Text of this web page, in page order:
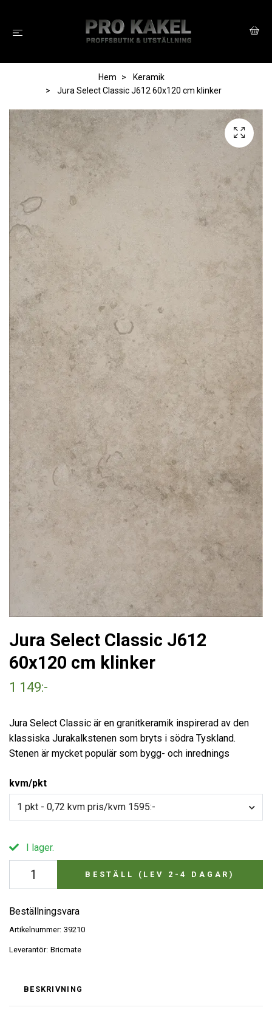
Hem
Keramik
Jura Select Classic J612 60x120 cm klinker
Jura Select Classic J612
60x120 cm klinker
1 149:-
Jura Select Classic är en granitkeramik inspirerad av den
klassiska Jurakalkstenen som bryts i södra Tyskland.
Stenen är mycket populär som bygg- och inrednings
kvm/pkt
1 pkt - 0,72 kvm pris/kvm 1595:-
I lager.
BESTÄLL (LEV 2-4 DAGAR)
Beställningsvara
Artikelnummer: 39210
Leverantör: Bricmate
BESKRIVNING